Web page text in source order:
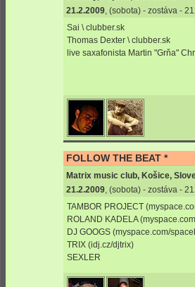
21.2.2009 , (sobota) - zostáva -
Sai \ clubber.sk
Thomas Dexter \ clubber.sk
live saxafonista Martin "Grňa"
FOLLOW THE BEAT *
Matrix music club, Košice,
21.2.2009 , (sobota) - zostáva -
TAMBOR PROJECT
ROLAND KADELA
DJ GOOGS (myspace.com/
TRIX (idj.cz/djtrix)
SEXLER